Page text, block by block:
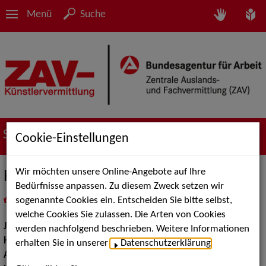
Menü Suche
Suche nach Künstler*innen
Hannah Schoell
als PDF speichern
inMeine Merklistelegen
Jahrgang:2000
Haarfarbe:blond
Augenfarbe:
Cookie-Einstellungen
Wir möchten unsere Online-Angebote auf Ihre
Bedürfnisse anpassen. Zu diesem Zweck setzen wir
sogenannte Cookies ein. Entscheiden Sie bitte selbst,
welche Cookies Sie zulassen. Die Arten von Cookies
werden nachfolgend beschrieben. Weitere Informationen
erhalten Sie in unserer
Datenschutzerklärung